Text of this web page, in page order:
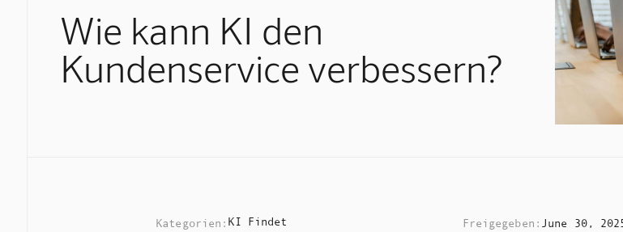
Wie kann KI den
Kundenservice verbessern?
Kategorien: KI Findet Freigegeben: June 30,